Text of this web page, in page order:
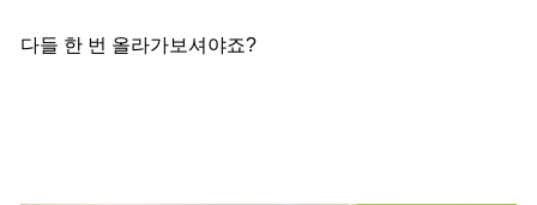
다들 한 번 올라가보셔야죠?